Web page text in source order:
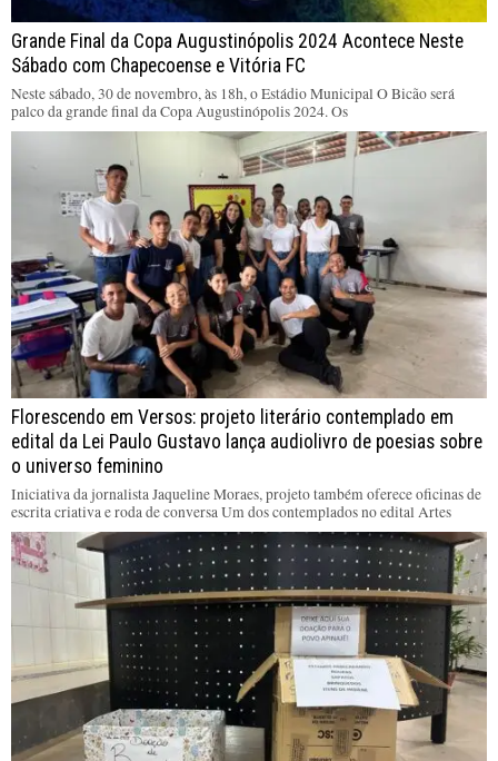
Grande Final da Copa Augustinópolis 2024 Acontece Neste
Sábado com Chapecoense e Vitória FC
Neste sábado, 30 de novembro, às 18h, o Estádio Municipal O Bicão será
palco da grande final da Copa Augustinópolis 2024. Os
Florescendo em Versos: projeto literário contemplado em
edital da Lei Paulo Gustavo lança audiolivro de poesias sobre
o universo feminino
Iniciativa da jornalista Jaqueline Moraes, projeto também oferece oficinas de
escrita criativa e roda de conversa Um dos contemplados no edital Artes